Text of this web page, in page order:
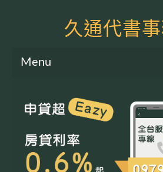
久通代書
Menu
土地二胎申貸
房屋二胎申貸
軍公教貸款